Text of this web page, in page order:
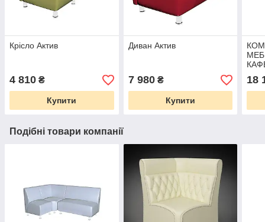
Крісло Актив
4 810 ₴
Купити
Диван Актив
7 980₴
Купити
18
Подібні товари компанії